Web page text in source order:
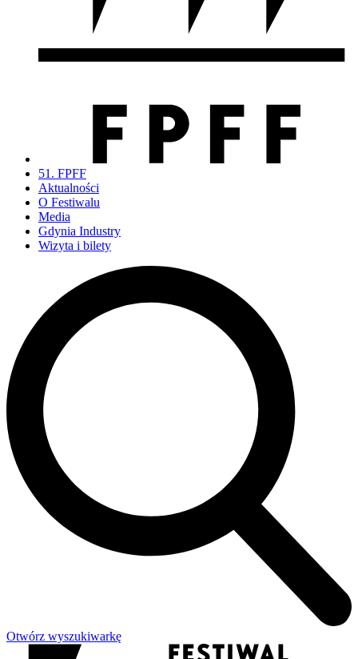
51. FPFF
Aktualności
O Festiwalu
Media
Gdynia Industry
Wizyta i bilety
Otwórz wyszukiwarkę